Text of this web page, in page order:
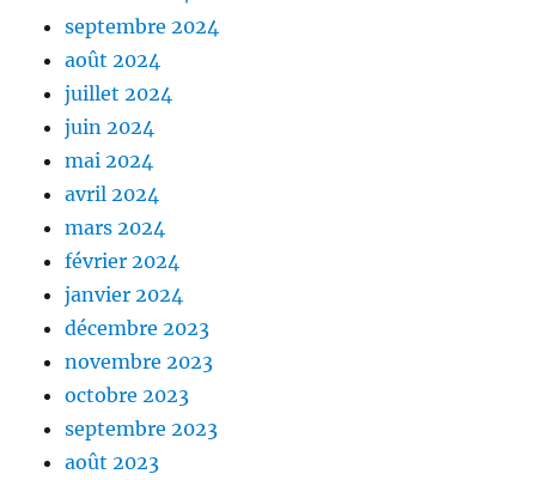
septembre 2024
août 2024
juillet 2024
juin 2024
mai 2024
avril 2024
mars 2024
février 2024
janvier 2024
décembre 2023
novembre 2023
octobre 2023
septembre 2023
août 2023